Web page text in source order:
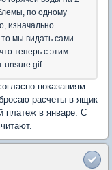
по одному
изначально
мы видать сами
теперь с этим
unsure.gif
показаниям
расчеты в ящик
платеж в январе. С